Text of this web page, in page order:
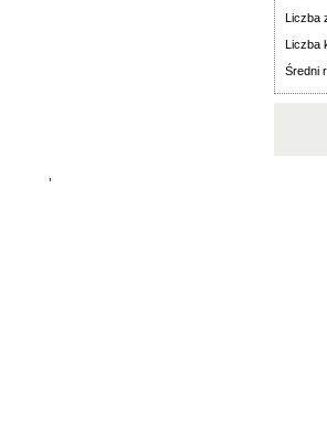
Liczba
Liczba
Średni
'